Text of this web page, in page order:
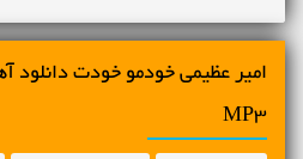
امیر عظیمی خودمو خودت
MP3